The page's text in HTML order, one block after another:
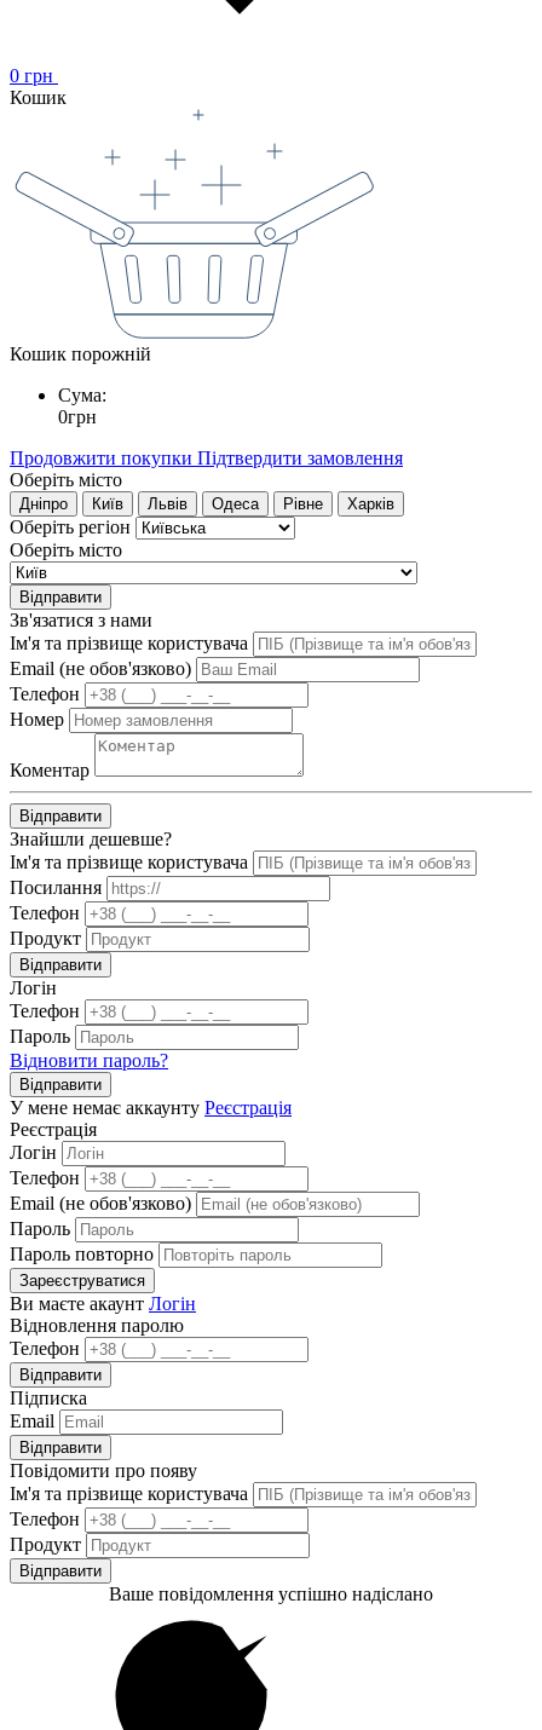
0 грн
Кошик
Кошик порожній
Сума:
0грн
Продовжити покупки Підтвердити замовлення
Оберіть місто
Дніпро Київ Львів Одеса Рівне Харків
Оберіть регіон
Оберіть місто
Відправити
Зв'язатися з нами
Ім'я та прізвище користувача
Email (не обов'язково)
Телефон
Номер
Коментар
Відправити
Знайшли дешевше?
Ім'я та прізвище користувача
Посилання
Телефон
Продукт
Відправити
Логін
Телефон
Пароль
Відновити пароль?
Відправити
У мене немає аккаунту Реєстрація
Реєстрація
Логін
Телефон
Email (не обов'язково)
Пароль
Пароль повторно
Зареєструватися
Ви маєте акаунт Логін
Відновлення паролю
Телефон
Відправити
Підписка
Email
Відправити
Повідомити про появу
Ім'я та прізвище користувача
Телефон
Продукт
Відправити
Ваше повідомлення успішно надіслано